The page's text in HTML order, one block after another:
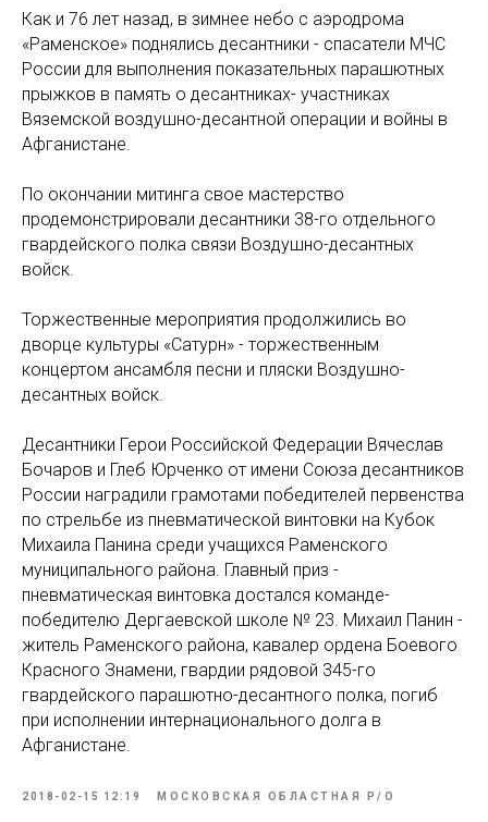
Как и 76 лет назад, в зимнее небо с аэродрома
«Раменское» поднялись десантники - спасатели МЧС
России для выполнения показательных парашютных
прыжков в память о десантниках- участниках
Вяземской воздушно-десантной операции и войны в
Афганистане.
По окончании митинга свое мастерство
продемонстрировали десантники 38-го отдельного
гвардейского полка связи Воздушно-десантных
войск.
Торжественные мероприятия продолжились во
дворце культуры «Сатурн» - торжественным
концертом ансамбля песни и пляски Воздушно-
десантных войск.
Десантники Герои Российской Федерации Вячеслав
Бочаров и Глеб Юрченко от имени Союза десантников
России наградили грамотами победителей первенства
по стрельбе из пневматической винтовки на Кубок
Михаила Панина среди учащихся Раменского
муниципального района. Главный приз -
пневматическая винтовка достался команде-
победителю Дергаевской школе № 23. Михаил Панин -
житель Раменского района, кавалер ордена Боевого
Красного Знамени, гвардии рядовой 345-го
гвардейского парашютно-десантного полка, погиб
при исполнении интернационального долга в
Афганистане.
2018-02-15 12:19 МОСКОВСКАЯ ОБЛАСТНАЯ Р/О